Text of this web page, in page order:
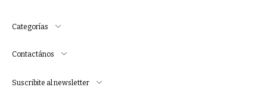
Categorías
Contactános
Suscribite al newsletter